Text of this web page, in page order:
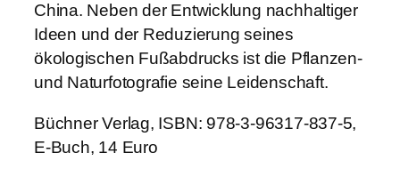
China. Neben der Entwicklung nachhaltiger
Ideen und der Reduzierung seines
ökologischen Fußabdrucks ist die Pflanzen-
und Naturfotografie seine Leidenschaft.
Büchner Verlag, ISBN: 978-3-96317-837-5,
E-Buch, 14 Euro